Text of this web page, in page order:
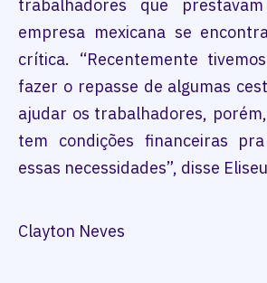
trabalhadores que
empresa mexicana se
crítica. “Recentemente
fazer o repasse de algumas
ajudar os trabalhadores,
tem condições financeiras
essas necessidades”, disse
Clayton Neves